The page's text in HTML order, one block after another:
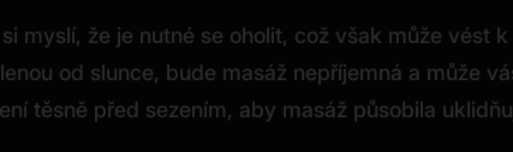
myslí, že je nutné se oholit, což však může vést
od slunce, bude masáž nepříjemná a může
těsně před sezením, aby masáž působila